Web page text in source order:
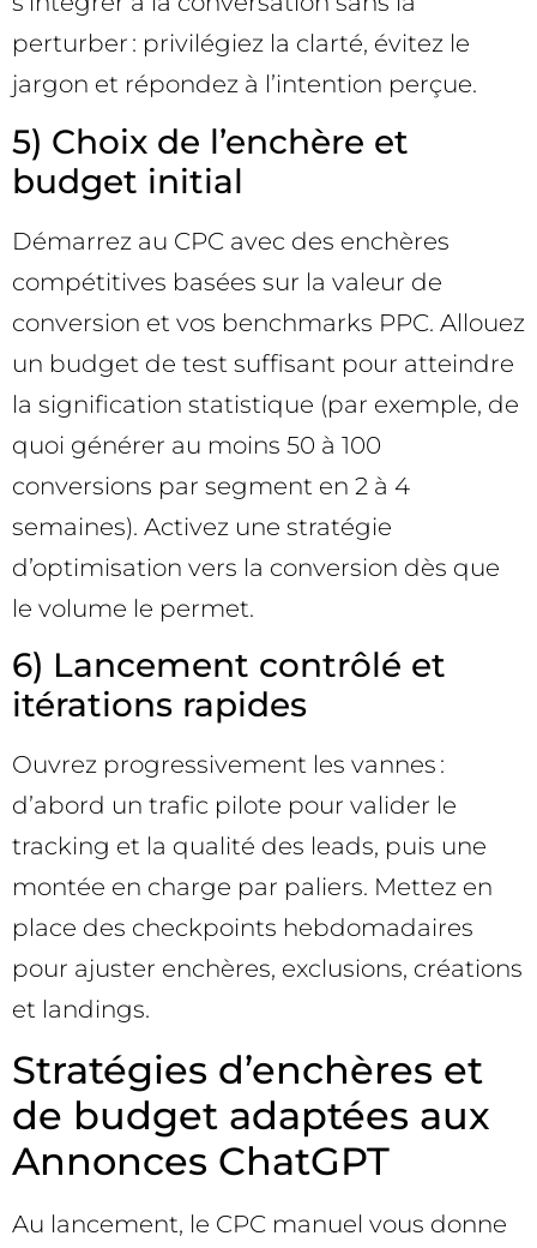
perturber : privilégiez la clarté, évitez le
jargon et répondez à l’intention perçue.
5) Choix de l’enchère et
budget initial
Démarrez au CPC avec des enchères
compétitives basées sur la valeur de
conversion et vos benchmarks PPC. Allouez
un budget de test suffisant pour atteindre
la signification statistique (par exemple, de
quoi générer au moins 50 à 100
conversions par segment en 2 à 4
semaines). Activez une stratégie
d’optimisation vers la conversion dès que
le volume le permet.
6) Lancement contrôlé et
itérations rapides
Ouvrez progressivement les vannes :
d’abord un trafic pilote pour valider le
tracking et la qualité des leads, puis une
montée en charge par paliers. Mettez en
place des checkpoints hebdomadaires
pour ajuster enchères, exclusions, créations
et landings.
Stratégies d’enchères et
de budget adaptées aux
Annonces ChatGPT
Au lancement, le CPC manuel vous donne